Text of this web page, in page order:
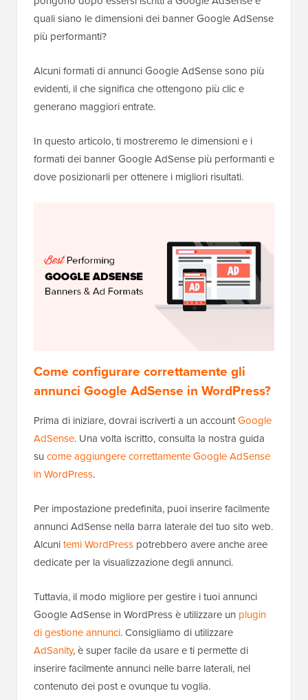
quali siano le dimensioni dei banner Google AdSense
più performanti?
Alcuni formati di annunci Google AdSense sono più
evidenti, il che significa che ottengono più clic e
generano maggiori entrate.
In questo articolo, ti mostreremo le dimensioni e i
formati dei banner Google AdSense più performanti e
dove posizionarli per ottenere i migliori risultati.
Come configurare correttamente gli
annunci Google AdSense in WordPress?
Prima di iniziare, dovrai iscriverti a un accountGoogle
AdSense. Una volta iscritto, consulta la nostra guida
su come aggiungere correttamente Google AdSense
in WordPress.
Per impostazione predefinita, puoi inserire facilmente
annunci AdSense nella barra laterale del tuo sito web.
Alcunitemi WordPress potrebbero avere anche aree
dedicate per la visualizzazione degli annunci.
Tuttavia, il modo migliore per gestire i tuoi annunci
Google AdSense in WordPress è utilizzare un plugin
di gestione annunci. Consigliamo di utilizzare
AdSanity, è super facile da usare e ti permette di
inserire facilmente annunci nelle barre laterali, nel
contenuto dei post e ovunque tu voglia.